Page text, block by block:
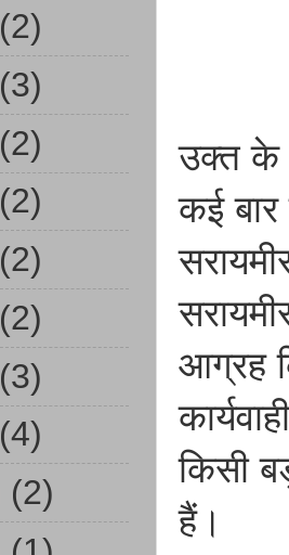
उक्त के
कई बार
आग्रह
किसी
हैं।
(2)
(3)
(2)
(2)
(2)
(2)
(3)
(4)
(2)